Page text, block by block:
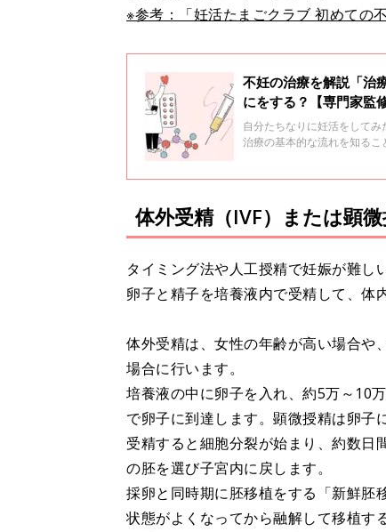
※参考：「妊活たまごクラブ 初めての
不妊の治療を解説「治
にをする？【専門家監修
自分たちなりに妊活をして
治療の基本的な流れを知る
体外受精（IVF）または顕微
タイミング法や人工授精で妊娠が難し
卵子と精子を培養液内で受精して、体
体外受精は、女性の年齢が高い場合や
場合に行います。
培養液の中に卵子を入れ、約5万～10
で卵子に到達します。顕微授精は卵子
受精すると細胞分裂が始まり、約数日
の胚を選び子宮内に戻します。
採卵と同時期に胚移植をする「新鮮胚
状態がよくなってから融解して移植す